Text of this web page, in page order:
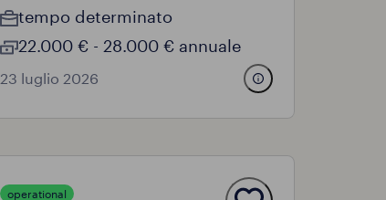
tempo determinato
22.000 € - 28.000 € annuale
23 luglio 2026
operational